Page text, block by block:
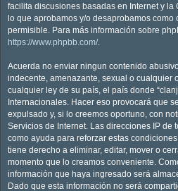
facilita discusiones basadas en Internet y la
lo que aprobamos y/o desaprobamos como
permisible. Para más información sobre
https://www.phpbb.com/.
Acuerda no enviar ningun contenido
indecente, amenazante, sexual o cualquier
cualquier ley de su país, el país donde
Internacionales. Hacer eso provocará que
expulsado y, si lo creemos oportuno, con
Servicios de Internet. Las direcciones IP de
como ayuda para reforzar estas
tiene derecho a eliminar, editar, mover o
momento que lo creamos conveniente.
información que haya ingresado será
Dado que esta información no será